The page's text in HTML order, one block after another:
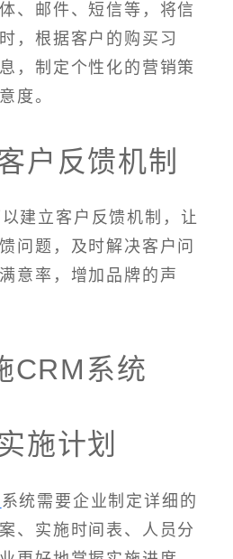
、邮件、短信等，将信
，根据客户的购买习
，制定个性化的营销策
度。
户反馈机制
建立客户反馈机制，让
问题，及时解决客户问
意率，增加品牌的声
CRM系统
施计划
系统需要企业制定详细的
、实施时间表、人员分